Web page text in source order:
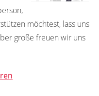
möchtest, lass uns
große freuen wir uns